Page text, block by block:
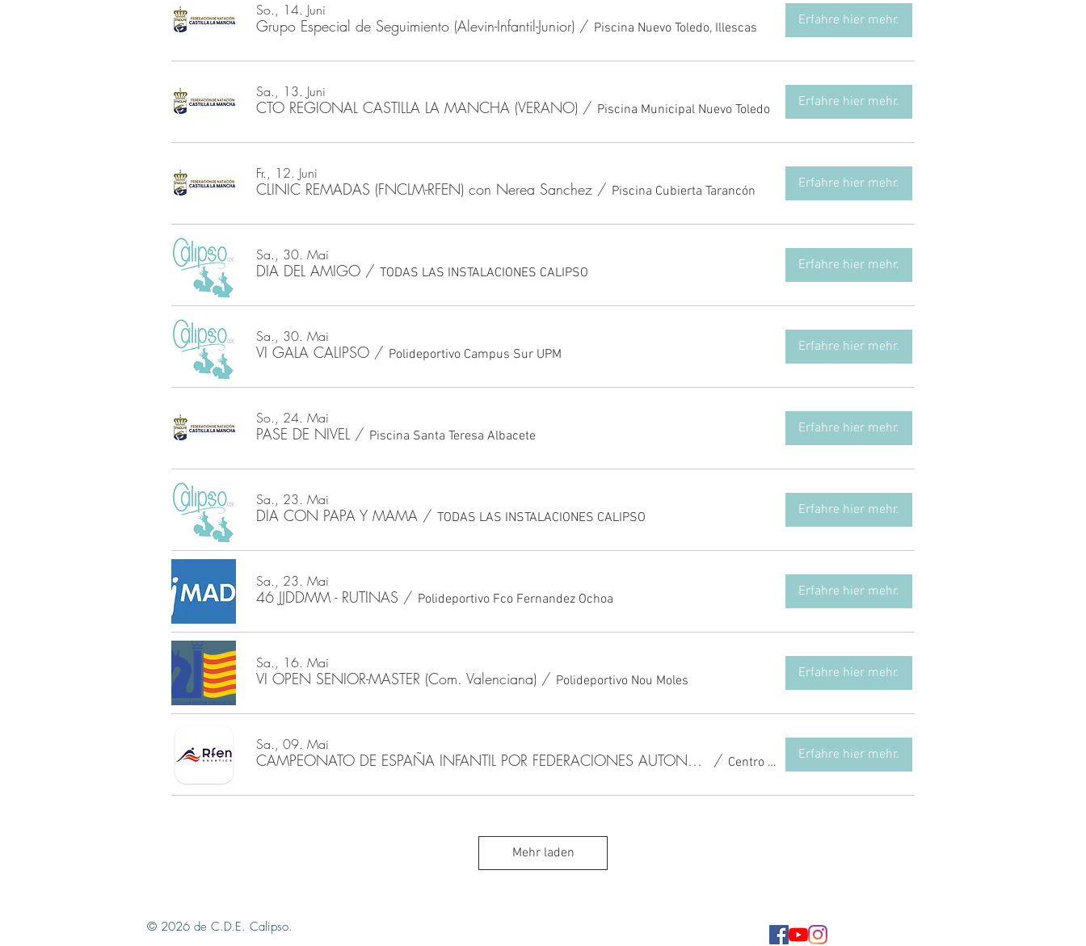
So., 14. Juni
Grupo Especial de Seguimiento (Alevin-Infantil-Junior) / Piscina Nuevo Toledo, Illescas Erfahre hier mehr.
Sa., 13. Juni
CTO REGIONAL CASTILLA LA MANCHA (VERANO) / Piscina Municipal Nuevo Toledo Erfahre hier mehr.
Fr., 12. Juni
CLINIC REMADAS (FNCLM-RFEN) con Nerea Sanchez / Piscina Cubierta Tarancón Erfahre hier mehr.
Sa., 30. Mai
DIA DEL AMIGO / TODAS LAS INSTALACIONES CALIPSO Erfahre hier mehr.
Sa., 30. Mai
VI GALA CALIPSO / Polideportivo Campus Sur UPM Erfahre hier mehr.
So., 24. Mai
PASE DE NIVEL / Piscina Santa Teresa Albacete Erfahre hier mehr.
Sa., 23. Mai
DIA CON PAPA Y MAMA / TODAS LAS INSTALACIONES CALIPSO Erfahre hier mehr.
Sa., 23. Mai
46 JJDDMM - RUTINAS / Polideportivo Fco Fernandez Ochoa Erfahre hier mehr.
Sa., 16. Mai
VI OPEN SENIOR-MASTER (Com. Valenciana) / Polideportivo Nou Moles Erfahre hier mehr.
Sa., 09. Mai
CAMPEONATO DE ESPAÑA INFANTIL POR FEDERACIONES AUTONÓMICAS / Centro Deportivo M86 Erfahre hier mehr.
Mehr laden
© 2026 de C.D.E. Calipso.